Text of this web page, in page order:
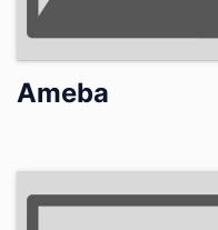
Ameba